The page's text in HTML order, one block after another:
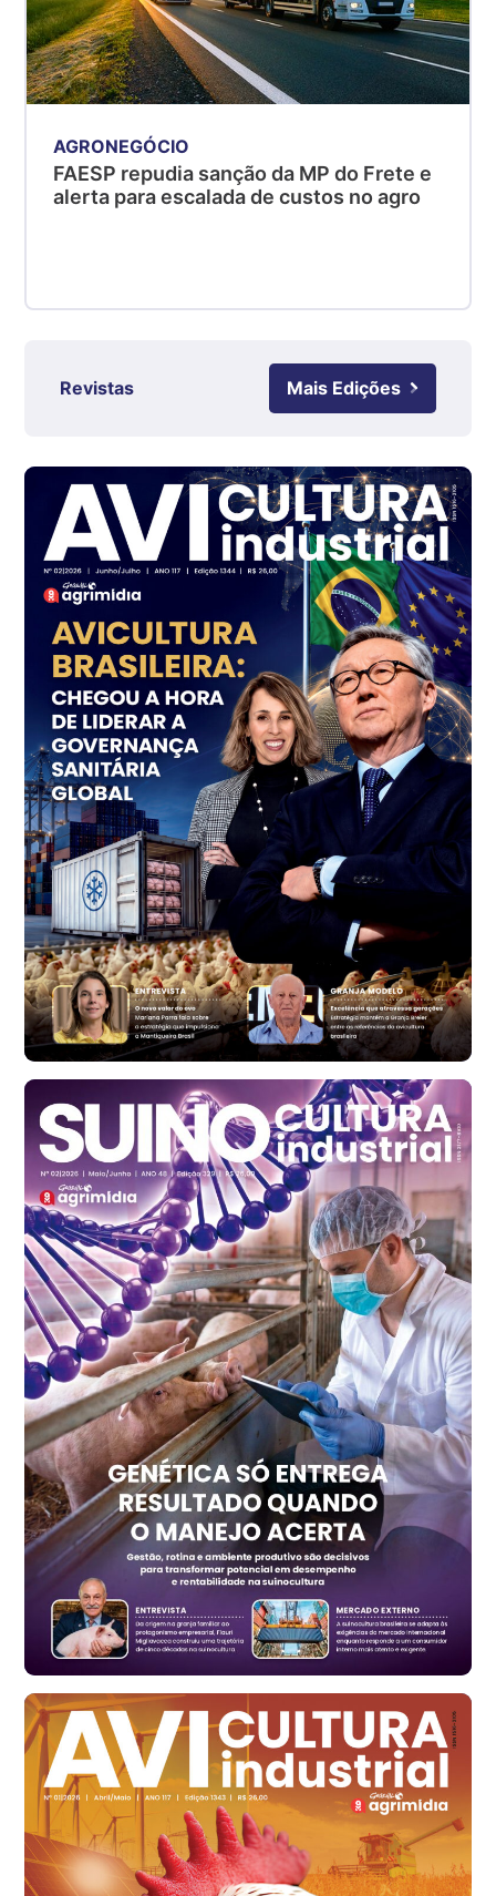
kg
Suíno - Estadual
PR
R$ 4,53
Suíno - Estadual
SC
RS
Ovo Branco - Regional
Ovo Branco - Regional
Branco
R$ 145,34
cx
Ovo Vermelho - Regional
Grande São Paulo (SP)
R$ 155,59
cx
Ovo Vermelho - Regional
Vermelho
R$ 159,31
cx
Ovo Branco - Regional
Bastos (SP)
R$ 134,40
cx
Ovo Vermelho - Regional
Bastos (SP)
R$ 147,87
cx
Frango - Indicador
SP
R$ 7,13
kg
Frango - Indicador
SP
R$ 7,15
kg
Trigo Atacado - Regional
PR
R$ 1.414,20
t
Trigo Atacado - Regional
RS
R$ 1.314,40
t
Ovo Vermelho - Regional
Vermelho
R$ 171,15
cx
Ovo Branco - Regional
Santa Maria do Jetibá (ES)
R$ 139,43
cx
Ovo Branco - Regional
Recife (PE)
R$ 149,79
cx
AGRONEGÓCIO
FAESP repudia sanção da MP do Frete e
alerta para escalada de custos no agro
Revistas Mais Edições